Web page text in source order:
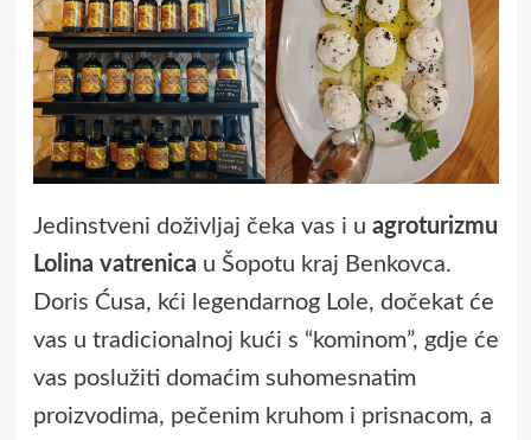
Jedinstveni doživljaj čeka vas i u agroturizmu
Lolina vatrenica u Šopotu kraj Benkovca.
Doris Ćusa, kći legendarnog Lole, dočekat će
vas u tradicionalnoj kući s “kominom”, gdje će
vas poslužiti domaćim suhomesnatim
proizvodima, pečenim kruhom i prisnacom, a